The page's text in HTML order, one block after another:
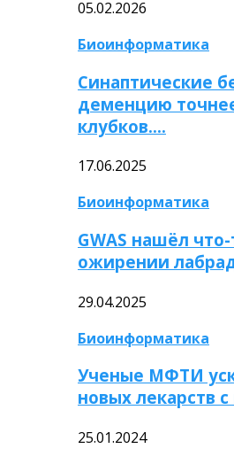
05.02.2026
Биоинформатика
Синаптические
деменцию
клубков….
17.06.2025
Биоинформатика
GWAS нашёл
ожирении
29.04.2025
Биоинформатика
Ученые МФТИ
новых лекарств
25.01.2024